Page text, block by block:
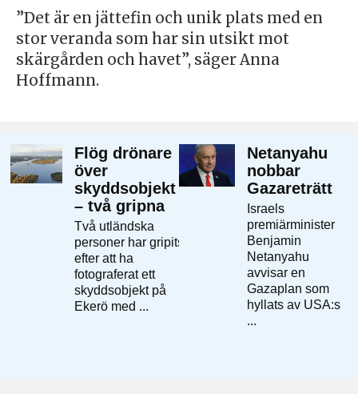
”Det är en jättefin och unik plats med en
stor veranda som har sin utsikt mot
skärgården och havet”, säger Anna
Hoffmann.